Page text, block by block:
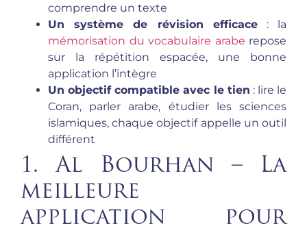
comprendre un texte
Un système de révision efficace: la
mémorisation du vocabulaire arabe repose
sur la répétition espacée, une bonne
application l’intègre
Un objectif compatible avec le tien : lire le
Coran, parler arabe, étudier les sciences
islamiques, chaque objectif appelle un outil
différent
1. Al Bourhan – La
meilleure
application pour